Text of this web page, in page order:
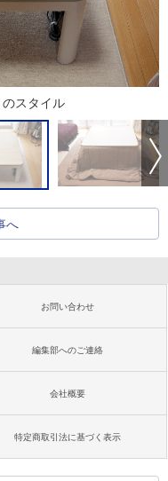
スタイル
へ
お問い合わせ
編集部へのご連絡
会社概要
特定商取引法に基づく表示